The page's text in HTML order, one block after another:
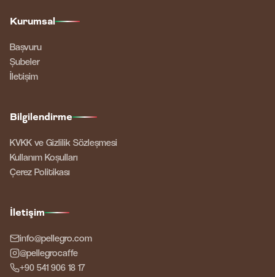
Kurumsal
Başvuru
Şubeler
İletişim
Bilgilendirme
KVKK ve Gizlilik Sözleşmesi
Kullanım Koşulları
Çerez Politikası
İletişim
info@pellegro.com
@pellegrocaffe
+90 541 906 18 17